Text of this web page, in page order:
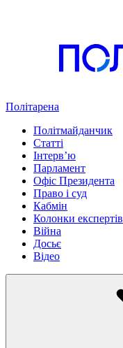
Політарена
Політмайданчик
Статті
Інтервʼю
Парламент
Офіс Президента
Право і суд
Кабмін
Колонки експертів
Війна
Досьє
Відео